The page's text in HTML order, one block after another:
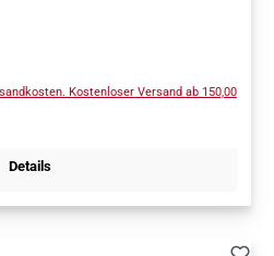
Kostenloser Versand ab 150,00
Details